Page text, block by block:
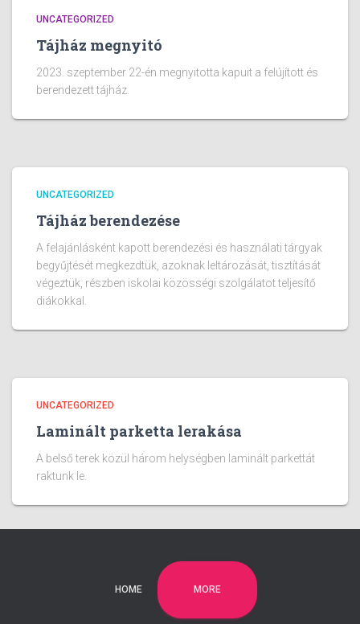
UNCATEGORIZED
Tájház megnyitó
2023. szeptember 22-én megnyitotta kapuit a felújított és
berendezett tájház.
UNCATEGORIZED
Tájház berendezése
A felajánlásként kapott berendezési és használati tárgyak
begyűjtését megkezdtük, azoknak leltározását, tisztítását
végeztük, részben iskolai közösségi szolgálatot teljesítő
diákokkal.
UNCATEGORIZED
Laminált parketta lerakása
A belső terek közül három helységben laminált parkettát
raktunk le.
HOME MORE